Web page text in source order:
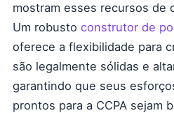
mostram esses recursos de
Um robusto construtor de
oferece a flexibilidade para
são legalmente sólidas e
garantindo que seus
prontos para a CCPA sejam